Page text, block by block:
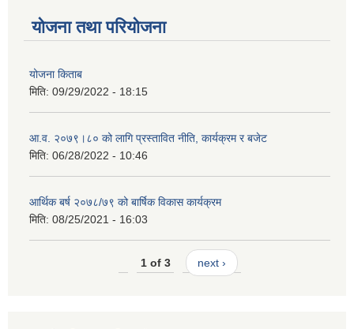
योजना तथा परियोजना
योजना किताब
मिति: 09/29/2022 - 18:15
आ.व. २०७९।८० को लागि प्रस्तावित नीति, कार्यक्रम र बजेट
मिति: 06/28/2022 - 10:46
आर्थिक बर्ष २०७८/७९ को बार्षिक विकास कार्यक्रम
मिति: 08/25/2021 - 16:03
1 of 3 next ›